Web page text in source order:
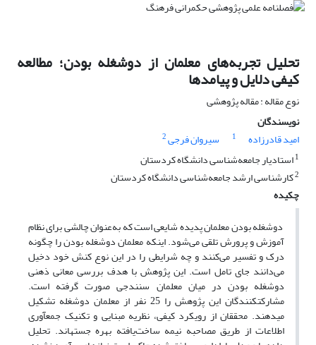
تحلیل تجربه‌‌های معلمان از دوشغله بودن؛ مطالعه
کیفی دلایل و پیامدها
نوع مقاله : مقاله پژوهشی
نویسندگان
امید قادرزاده
1 سیروان فرجی2
1استادیار جامعه‌شناسی دانشگاه کردستان
2کارشناسی ارشد جامعه‌شناسی دانشگاه کردستان
چکیده
دوشغله بودن معلمان پدیده‌‌ شایعی است که به‌‌عنوان چالشی برای نظام
آموزش و پرورش تلقی می‌‌شود. اینکه معلمان دوشغله بودن را چگونه
درک و تفسیر می‌‌کنند و چه شرایطی را در این نوع کنش خود دخیل
می‌‌دانند جای تامل است. این پژوهش با هدف بررسی معانی ذهنی
دوشغله بودن در میان معلمان سنندجی صورت گرفته است.
مشارکت‏کنندگان این پژوهش را 25 نفر از معلمان دوشغله تشکیل
می‏دهند. محققان از رویکرد کیفی، نظریه‌‌ مبنایی و تکنیک جمع‏آوری
اطلاعات از طریق مصاحبه‌‌ نیمه ساخت‌‌یافته بهره جسته‏اند. تحلیل